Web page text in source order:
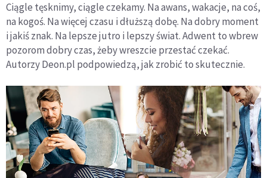
Ciągle tęsknimy, ciągle czekamy. Na awans, wakacje, na coś,
na kogoś. Na więcej czasu i dłuższą dobę. Na dobry moment
i jakiś znak. Na lepsze jutro i lepszy świat. Adwent to wbrew
pozorom dobry czas, żeby wreszcie przestać czekać.
Autorzy Deon.pl podpowiedzą, jak ​zrobić to skutecznie.​